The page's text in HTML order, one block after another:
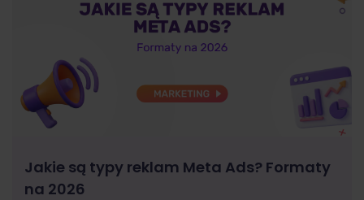
Jakie są typy reklam Meta Ads? Formaty
na 2026